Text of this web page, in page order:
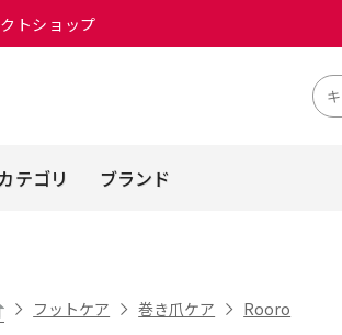
トショップ
テゴリ ブランド
フットケア 巻き爪ケア Rooro